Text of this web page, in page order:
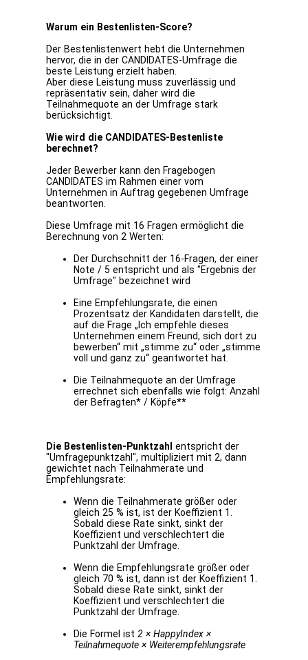
Warum ein Bestenlisten-Score?
Der Bestenlistenwert hebt die Unternehmen
hervor, die in der CANDIDATES-Umfrage die
beste Leistung erzielt haben.
Aber diese Leistung muss zuverlässig und
repräsentativ sein, daher wird die
Teilnahmequote an der Umfrage stark
berücksichtigt.
Wie wird die CANDIDATES-Bestenliste
berechnet?
Jeder Bewerber kann den Fragebogen
CANDIDATES im Rahmen einer vom
Unternehmen in Auftrag gegebenen Umfrage
beantworten.
Diese Umfrage mit 16 Fragen ermöglicht die
Berechnung von 2 Werten:
Der Durchschnitt der 16-Fragen, der einer
Note / 5 entspricht und als "Ergebnis der
Umfrage" bezeichnet wird
Eine Empfehlungsrate, die einen
Prozentsatz der Kandidaten darstellt, die
auf die Frage „Ich empfehle dieses
Unternehmen einem Freund, sich dort zu
bewerben“ mit „stimme zu“ oder „stimme
voll und ganz zu“ geantwortet hat.
Die Teilnahmequote an der Umfrage
errechnet sich ebenfalls wie folgt: Anzahl
der Befragten* / Köpfe**
Die Bestenlisten-Punktzahl entspricht der
"Umfragepunktzahl", multipliziert mit 2, dann
gewichtet nach Teilnahmerate und
Empfehlungsrate:
Wenn die Teilnahmerate größer oder
gleich 25 % ist, ist der Koeffizient 1.
Sobald diese Rate sinkt, sinkt der
Koeffizient und verschlechtert die
Punktzahl der Umfrage.
Wenn die Empfehlungsrate größer oder
gleich 70 % ist, dann ist der Koeffizient 1.
Sobald diese Rate sinkt, sinkt der
Koeffizient und verschlechtert die
Punktzahl der Umfrage.
Die Formel ist2 × HappyIndex ×
Teilnahmequote × Weiterempfehlungsrate